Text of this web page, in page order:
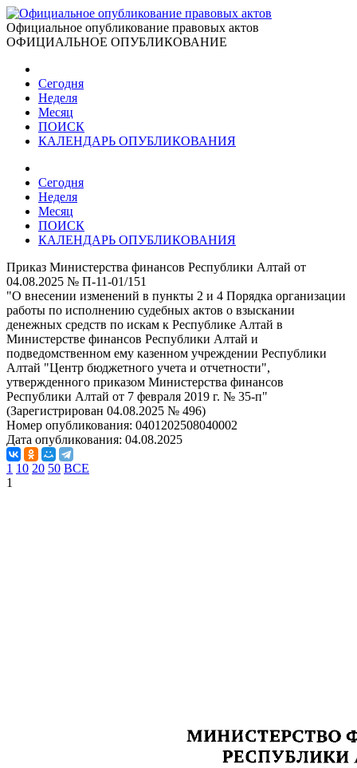
Официальное опубликование правовых актов
ОФИЦИАЛЬНОЕ ОПУБЛИКОВАНИЕ
Сегодня
Неделя
Месяц
ПОИСК
КАЛЕНДАРЬ ОПУБЛИКОВАНИЯ
Сегодня
Неделя
Месяц
ПОИСК
КАЛЕНДАРЬ ОПУБЛИКОВАНИЯ
Приказ Министерства финансов Республики Алтай от
04.08.2025 № П-11-01/151
"О внесении изменений в пункты 2 и 4 Порядка организации
работы по исполнению судебных актов о взыскании
денежных средств по искам к Республике Алтай в
Министерстве финансов Республики Алтай и
подведомственном ему казенном учреждении Республики
Алтай "Центр бюджетного учета и отчетности",
утвержденного приказом Министерства финансов
Республики Алтай от 7 февраля 2019 г. № 35-п"
(Зарегистрирован 04.08.2025 № 496)
Номер опубликования: 0401202508040002
Дата опубликования: 04.08.2025
1 10 20 50 ВСЕ
1